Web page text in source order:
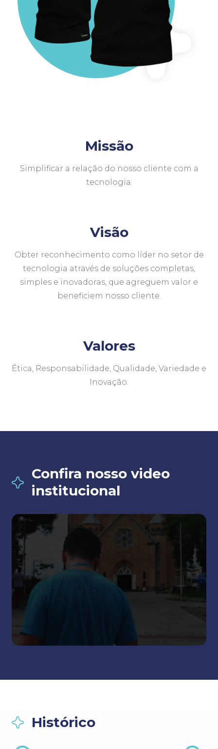
Missão
Simplificar a relação do nosso cliente com a
tecnologia.
Visão
Obter reconhecimento como líder no setor de
tecnologia através de soluções completas,
simples e inovadoras, que agreguem valor e
beneficiem nosso cliente.
Valores
Ética, Responsabilidade, Qualidade, Variedade e
Inovação.
Confira nosso video
institucional
Histórico